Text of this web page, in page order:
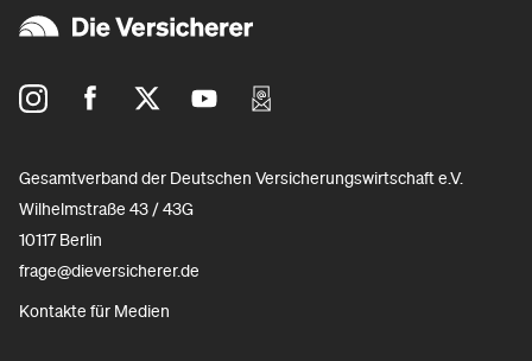
Gesamtverband der Deutschen Versicherungswirtschaft e.V.
Wilhelmstraße 43 / 43G
10117 Berlin
frage@dieversicherer.de
Kontakte für Medien